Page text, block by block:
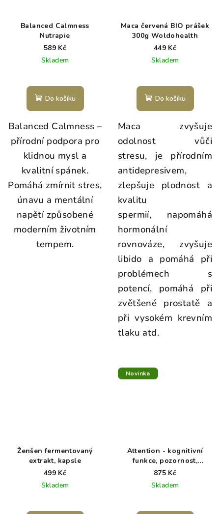
Balanced Calmness
Nutrapie
589 Kč
Skladem
Do košíku
Balanced Calmness –
přírodní podpora pro
klidnou mysl a
kvalitní spánek.
Pomáhá zmírnit stres,
únavu a mentální
napětí způsobené
moderním životním
tempem.
Maca červená BIO prášek
300g Woldohealth
449 Kč
Skladem
Do košíku
Maca zvyšuje
odolnost vůči
stresu, je přírodním
antidepresivem,
zlepšuje plodnost a
kvalitu
spermií, napomáhá
hormonální
rovnováze, zvyšuje
libido a pomáhá při
problémech s
potencí, pomáhá při
zvětšené prostatě a
při vysokém krevním
tlaku atd.
Ženšen fermentovaný
extrakt, kapsle
499 Kč
Skladem
Novinka
Attention - kognitivní
funkce, pozornost,
soustředění - 60 kapslí
875 Kč
Skladem